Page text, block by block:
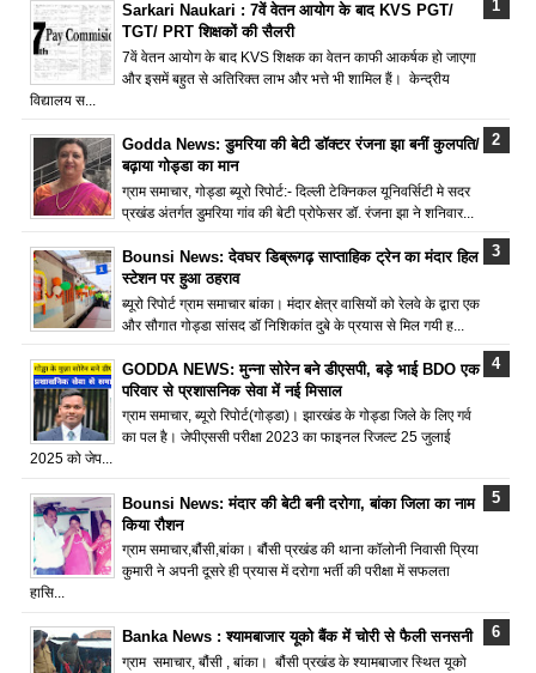
Sarkari Naukari : 7वें वेतन आयोग के बाद KVS PGT/
TGT/ PRT शिक्षकों की सैलरी
7वें वेतन आयोग के बाद KVS शिक्षक का वेतन काफी आकर्षक हो जाएगा
और इसमें बहुत से अतिरिक्त लाभ और भत्ते भी शामिल हैं। केन्द्रीय
विद्यालय स...
Godda News: डुमरिया की बेटी डॉक्टर रंजना झा बनीं कुलपति/
बढ़ाया गोड्डा का मान
ग्राम समाचार, गोड्डा ब्यूरो रिपोर्ट:- दिल्ली टेक्निकल यूनिवर्सिटी मे सदर
प्रखंड अंतर्गत डुमरिया गांव की बेटी प्रोफेसर डॉ. रंजना झा ने शनिवार...
Bounsi News: देवघर डिब्रूगढ़ साप्ताहिक ट्रेन का मंदार हिल
स्टेशन पर हुआ ठहराव
ब्यूरो रिपोर्ट ग्राम समाचार बांका। मंदार क्षेत्र वासियों को रेलवे के द्वारा एक
और सौगात गोड्डा सांसद डॉ निशिकांत दुबे के प्रयास से मिल गयी ह...
GODDA NEWS: मुन्ना सोरेन बने डीएसपी, बड़े भाई BDO एक
परिवार से प्रशासनिक सेवा में नई मिसाल
ग्राम समाचार, ब्यूरो रिपोर्ट(गोड्डा)। झारखंड के गोड्डा जिले के लिए गर्व
का पल है। जेपीएससी परीक्षा 2023 का फाइनल रिजल्ट 25 जुलाई
2025 को जेप...
Bounsi News: मंदार की बेटी बनी दरोगा, बांका जिला का नाम
किया रौशन
ग्राम समाचार,बौंसी,बांका। बौंसी प्रखंड की थाना कॉलोनी निवासी प्रिया
कुमारी ने अपनी दूसरे ही प्रयास में दरोगा भर्ती की परीक्षा में सफलता
हासि...
Banka News : श्यामबाजार यूको बैंक में चोरी से फैली सनसनी
ग्राम समाचार, बौंसी , बांका। बौंसी प्रखंड के श्यामबाजार स्थित यूको